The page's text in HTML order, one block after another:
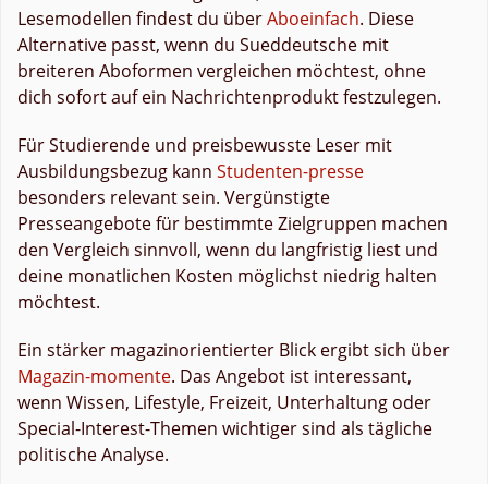
Lesemodellen findest du überAboeinfach. Diese
Alternative passt, wenn du Sueddeutsche mit
breiteren Aboformen vergleichen möchtest, ohne
dich sofort auf ein Nachrichtenprodukt festzulegen.
Für Studierende und preisbewusste Leser mit
Ausbildungsbezug kann Studenten-presse
besonders relevant sein. Vergünstigte
Presseangebote für bestimmte Zielgruppen machen
den Vergleich sinnvoll, wenn du langfristig liest und
deine monatlichen Kosten möglichst niedrig halten
möchtest.
Ein stärker magazinorientierter Blick ergibt sich über
Magazin-momente. Das Angebot ist interessant,
wenn Wissen, Lifestyle, Freizeit, Unterhaltung oder
Special-Interest-Themen wichtiger sind als tägliche
politische Analyse.